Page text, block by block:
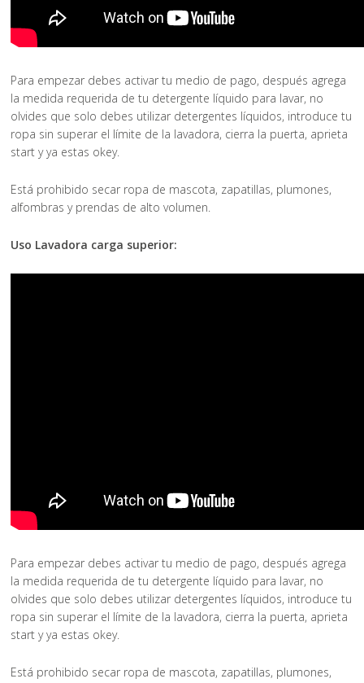
Para empezar debes activar tu medio de pago, después agrega
la medida requerida de tu detergente líquido para lavar, no
olvides que solo debes utilizar detergentes líquidos, introduce tu
ropa sin superar el límite de la lavadora, cierra la puerta, aprieta
start y ya estas okey.
Está prohibido secar ropa de mascota, zapatillas, plumones,
alfombras y prendas de alto volumen.
Uso Lavadora carga superior:
Para empezar debes activar tu medio de pago, después agrega
la medida requerida de tu detergente líquido para lavar, no
olvides que solo debes utilizar detergentes líquidos, introduce tu
ropa sin superar el límite de la lavadora, cierra la puerta, aprieta
start y ya estas okey.
Está prohibido secar ropa de mascota, zapatillas, plumones,